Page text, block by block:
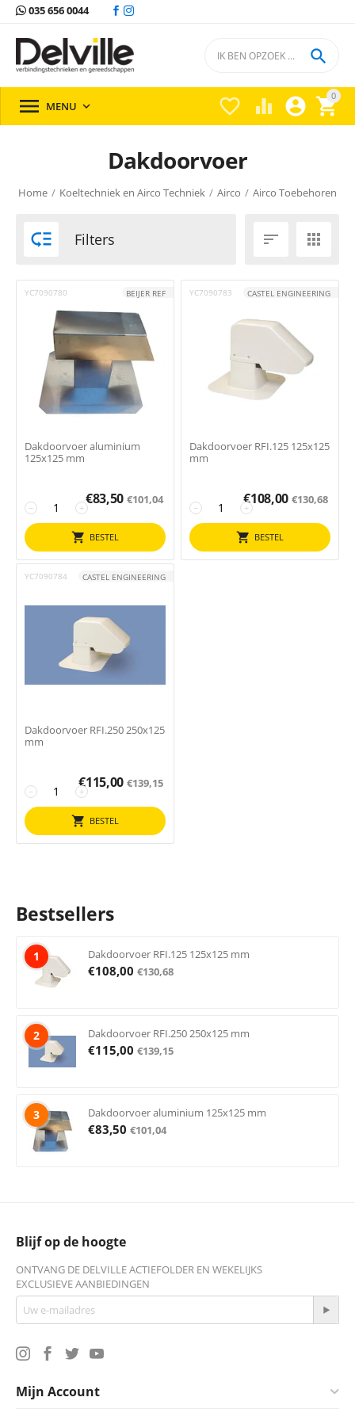
035 656 0044
0


 

 MENU 
Dakdoorvoer
Home / Koeltechniek en Airco Techniek / Airco / Airco Toebehoren
 Filters  
YC7090780 BEIJER REF
Dakdoorvoer aluminium
125x125 mm
+
−
€83,50 €101,04
BESTEL
YC7090783 CASTEL ENGINEERING
Dakdoorvoer RFI.125 125x125
mm
+
−
€108,00 €130,68
BESTEL
YC7090784 CASTEL ENGINEERING
Dakdoorvoer RFI.250 250x125
mm
+
−
€115,00 €139,15
BESTEL
Bestsellers
1 Dakdoorvoer RFI.125 125x125 mm
€108,00 €130,68
2 Dakdoorvoer RFI.250 250x125 mm
€115,00 €139,15
3 Dakdoorvoer aluminium 125x125 mm
€83,50 €101,04
Blijf op de hoogte
ONTVANG DE DELVILLE ACTIEFOLDER EN WEKELIJKS
EXCLUSIEVE AANBIEDINGEN
Mijn Account